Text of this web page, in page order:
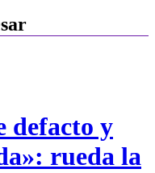
defacto y
rueda la